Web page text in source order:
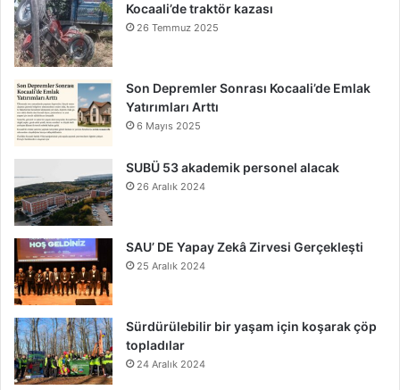
Kocaali’de traktör kazası
26 Temmuz 2025
Son Depremler Sonrası Kocaali’de Emlak
Yatırımları Arttı
6 Mayıs 2025
SUBÜ 53 akademik personel alacak
26 Aralık 2024
SAU’ DE Yapay Zekâ Zirvesi Gerçekleşti
25 Aralık 2024
Sürdürülebilir bir yaşam için koşarak çöp
topladılar
24 Aralık 2024